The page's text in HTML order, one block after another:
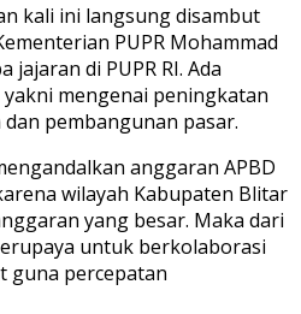
kali ini langsung disambut
PUPR Mohammad
jajaran di PUPR RI. Ada
mengenai peningkatan
pembangunan pasar.
anggaran APBD
wilayah Kabupaten Blitar
yang besar. Maka dari
untuk berkolaborasi
guna percepatan